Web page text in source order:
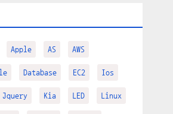
Apple AS AWS
Database EC2 Ios
Jquery Kia LED Linux